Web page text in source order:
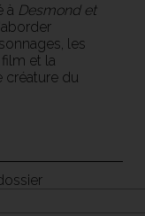
à Desmond et
les
et la
créature du